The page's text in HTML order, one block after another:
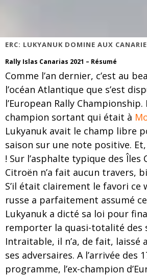
ERC: LUKYANUK DOMINE AUX
Rally Islas Canarias 2021 – Résumé
Comme l’an dernier, c’est au
l’océan Atlantique que s’est
l’European Rally Championship.
champion sortant qui était à
Lukyanuk avait le champ libre
saison sur une note positive.
! Sur l’asphalte typique des Îles
Citroën n’a fait aucun travers,
S’il était clairement le favori ce
russe a parfaitement assumé
Lukyanuk a dicté sa loi pour
remporter la quasi-totalité des
Intraitable, il n’a, de fait, laissé
ses adversaires. A l’arrivée des
programme, l’ex-champion